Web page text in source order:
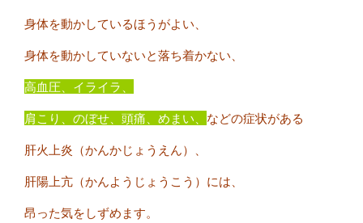
身体を動かしているほうがよい、
身体を動かしていないと落ち着かない、
高血圧、イライラ、
肩こり、のぼせ、頭痛、めまい、 などの症状がある
肝火上炎（かんかじょうえん）、
肝陽上亢（かんようじょうこう）には、
昂った気をしずめます。